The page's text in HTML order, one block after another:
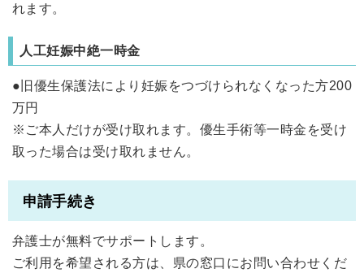
れます。
人工妊娠中絶一時金
●旧優生保護法により妊娠をつづけられなくなった方200
万円
※ご本人だけが受け取れます。優生手術等一時金を受け
取った場合は受け取れません。
申請手続き
弁護士が無料でサポートします。
ご利用を希望される方は、県の窓口にお問い合わせくだ